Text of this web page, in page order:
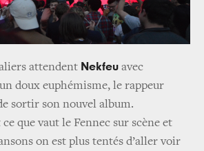
attendent Nekfeu avec
doux euphémisme, le rappeur
sortir son nouvel album.
que vaut le Fennec sur scène et
on est plus tentés d’aller voir